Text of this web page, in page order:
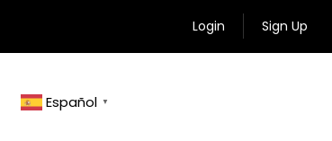
Login Sign Up
Español ▼